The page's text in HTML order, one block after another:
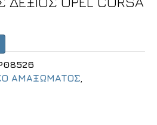
ΑΜΑΞΩΜΑΤΟΣ